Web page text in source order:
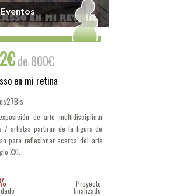
Eventos
de 800€
en mi retina
de arte multidisciplinar
7 artistas partirán de la figura de
para reflexionar acerca del arte
XXI.
Proyecto
finalizado